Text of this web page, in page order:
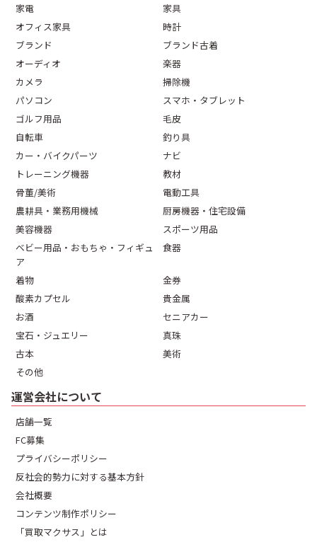
家電
家具
オフィス家具
時計
ブランド
ブランド古着
オーディオ
楽器
カメラ
掃除機
パソコン
スマホ・タブレット
ゴルフ用品
毛皮
自転車
釣り具
カー・バイクパーツ
ナビ
トレーニング機器
教材
骨董/美術
電動工具
農耕具・業務用機械
厨房機器・住宅設備
美容機器
スポーツ用品
ベビー用品・おもちゃ・フィギュ
ア
食器
着物
金券
酸素カプセル
貴金属
お酒
セニアカー
宝石・ジュエリー
真珠
古本
美術
その他
運営会社について
店舗一覧
FC募集
プライバシーポリシー
反社会的勢力に対する基本方針
会社概要
コンテンツ制作ポリシー
「買取マクサス」とは